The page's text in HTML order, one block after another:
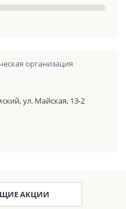
организация
ул. Майская, 13-2
АКЦИИ